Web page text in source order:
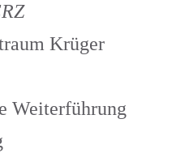
Krüger
Weiterführung